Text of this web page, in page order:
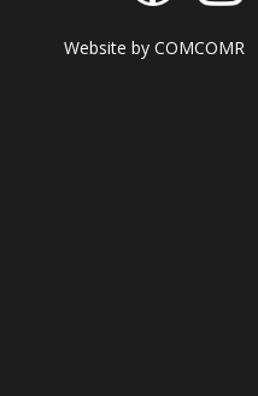
Website by COMCOMR